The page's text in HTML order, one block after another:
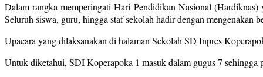
Dalam rangka memperingati Hari Pendidikan Nasional
Seluruh siswa, guru, hingga staf sekolah hadir dengan mengenakan
Upacara yang dilaksanakan di halaman Sekolah SD Inpres
Untuk diketahui, SDI Koperapoka 1 masuk dalam gugus 7